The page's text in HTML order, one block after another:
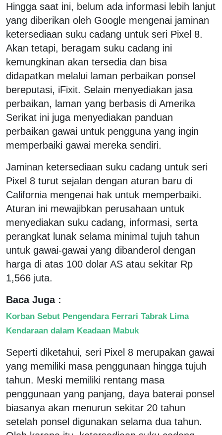
Hingga saat ini, belum ada informasi lebih lanjut
yang diberikan oleh Google mengenai jaminan
ketersediaan suku cadang untuk seri Pixel 8.
Akan tetapi, beragam suku cadang ini
kemungkinan akan tersedia dan bisa
didapatkan melalui laman perbaikan ponsel
bereputasi, iFixit. Selain menyediakan jasa
perbaikan, laman yang berbasis di Amerika
Serikat ini juga menyediakan panduan
perbaikan gawai untuk pengguna yang ingin
memperbaiki gawai mereka sendiri.
Jaminan ketersediaan suku cadang untuk seri
Pixel 8 turut sejalan dengan aturan baru di
California mengenai hak untuk memperbaiki.
Aturan ini mewajibkan perusahaan untuk
menyediakan suku cadang, informasi, serta
perangkat lunak selama minimal tujuh tahun
untuk gawai-gawai yang dibanderol dengan
harga di atas 100 dolar AS atau sekitar Rp
1,566 juta.
Baca Juga :
Korban Sebut Pengendara Ferrari Tabrak Lima
Kendaraan dalam Keadaan Mabuk
Seperti diketahui, seri Pixel 8 merupakan gawai
yang memiliki masa penggunaan hingga tujuh
tahun. Meski memiliki rentang masa
penggunaan yang panjang, daya baterai ponsel
biasanya akan menurun sekitar 20 tahun
setelah ponsel digunakan selama dua tahun.